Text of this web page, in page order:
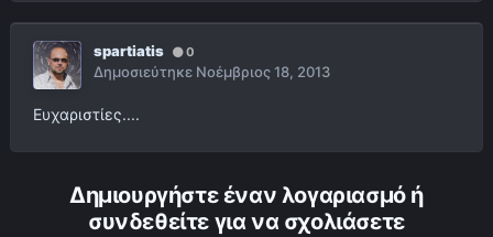
spartiatis 0
Δημοσιεύτηκε Νοέμβριος 18, 2013
Ευχαριστίες....
Δημιουργήστε έναν λογαριασμό ή
συνδεθείτε για να σχολιάσετε